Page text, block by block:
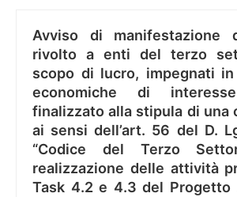
Avviso di manifestazione
rivolto a enti del terzo
scopo di lucro, impegnati
economiche di
finalizzato alla stipula di una
ai sensi dell’art. 56 del D.
“Codice del Terzo
realizzazione delle attività
Task 4.2 e 4.3 del Progetto